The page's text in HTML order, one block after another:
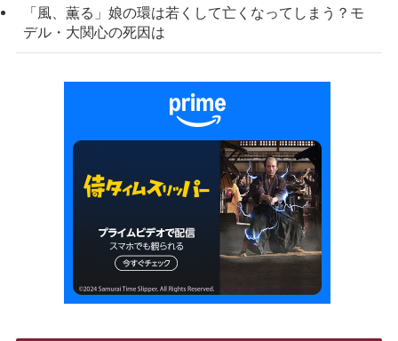
「風、薫る」娘の環は若くして亡くなってしまう？モ
デル・大関心の死因は